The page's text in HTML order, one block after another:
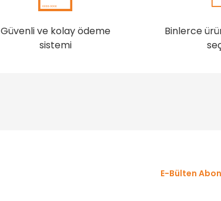
Güvenli ve kolay ödeme
sistemi
Binlerce
E-Bülten